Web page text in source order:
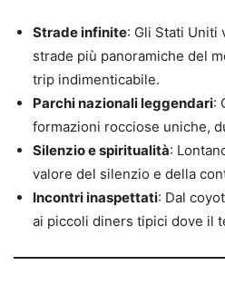
Strade infinite: Gli Stati Uniti
strade più panoramiche del
trip indimenticabile.
Parchi nazionali leggendari:
formazioni rocciose uniche,
Silenzio e spiritualità:
valore del silenzio e della
Incontri inaspettati: Dal
ai piccoli diners tipici dove il